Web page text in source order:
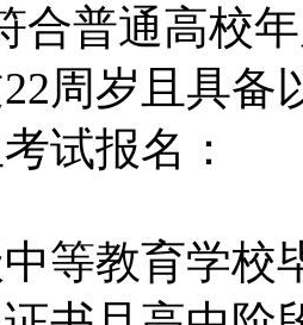
普通高校年
周岁且具备
试报名：
教育学校毕